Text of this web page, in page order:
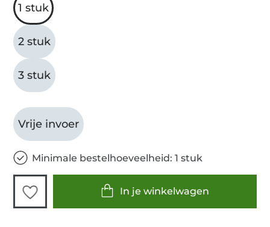
1 stuk
2 stuk
3 stuk
Vrije invoer
Minimale bestelhoeveelheid: 1 stuk
In je winkelwagen